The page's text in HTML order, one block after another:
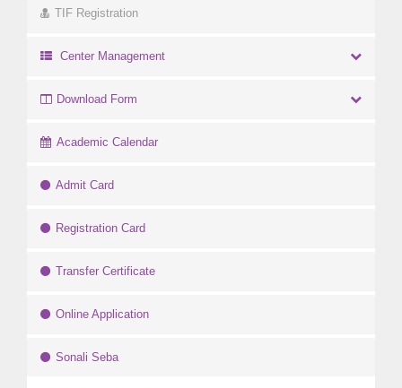
TIF Registration
Center Management
Download Form
Academic Calendar
Admit Card
Registration Card
Transfer Certificate
Online Application
Sonali Seba